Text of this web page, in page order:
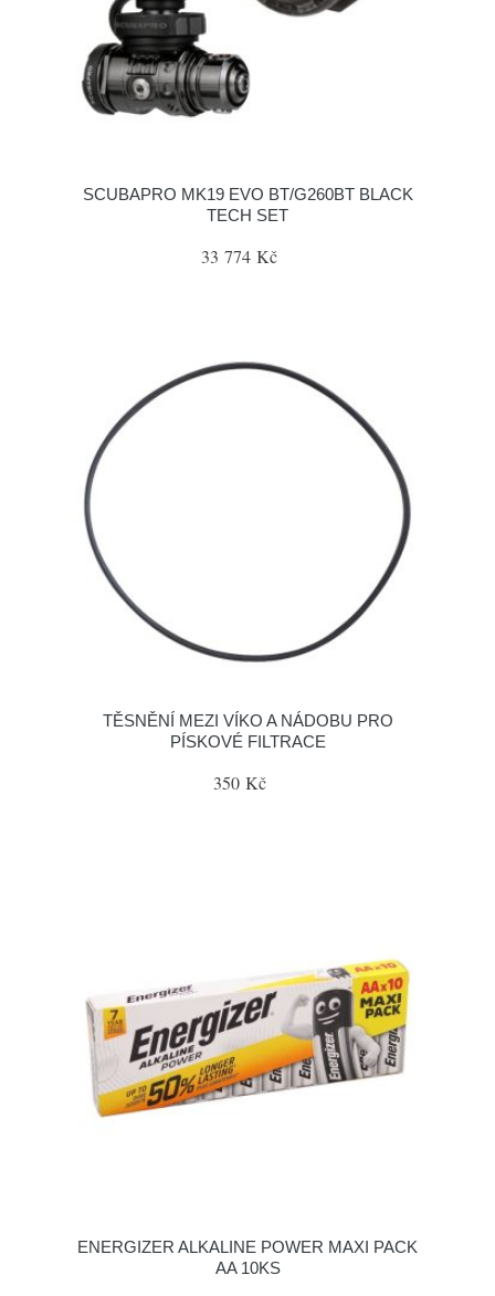
SCUBAPRO MK19 EVO BT/G260BT BLACK
TECH SET
33 774 Kč
TĚSNĚNÍ MEZI VÍKO A NÁDOBU PRO
PÍSKOVÉ FILTRACE
350 Kč
ENERGIZER ALKALINE POWER MAXI PACK
AA 10KS